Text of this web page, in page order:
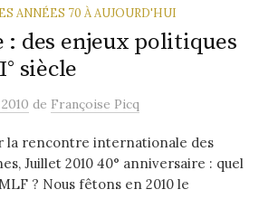
ANNÉES 70 À AUJOURD'HUI
: des enjeux politiques
siècle
de Françoise Picq
la rencontre internationale des
Juillet 2010 40° anniversaire : quel
? Nous fêtons en 2010 le